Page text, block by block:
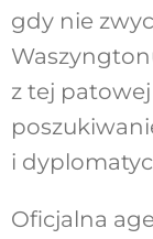
gdy nie
z tej patowej
i
Oficjalna